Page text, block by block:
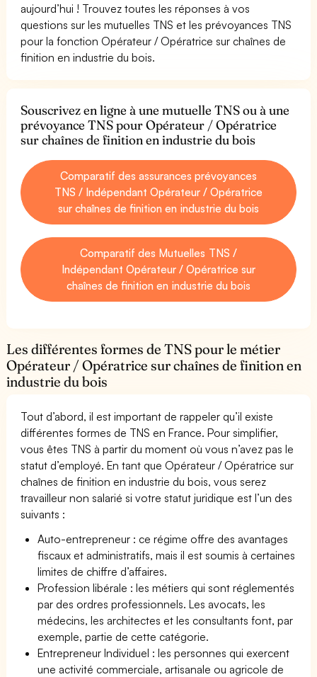
aujourd’hui ! Trouvez toutes les réponses à vos
questions sur les mutuelles TNS et les prévoyances TNS
pour la fonction Opérateur / Opératrice sur chaînes de
finition en industrie du bois.
Souscrivez en ligne à une mutuelle TNS ou à une
prévoyance TNS pour Opérateur / Opératrice
sur chaînes de finition en industrie du bois
Comparatif des assurances prévoyances
TNS / Indépendant Opérateur / Opératrice
sur chaînes de finition en industrie du bois
Comparatif des Mutuelles TNS /
Indépendant Opérateur / Opératrice sur
chaînes de finition en industrie du bois
Les différentes formes de TNS pour le métier
Opérateur / Opératrice sur chaînes de finition en
industrie du bois
Tout d’abord, il est important de rappeler qu’il existe
différentes formes de TNS en France. Pour simplifier,
vous êtes TNS à partir du moment où vous n’avez pas le
statut d’employé. En tant que Opérateur / Opératrice sur
chaînes de finition en industrie du bois, vous serez
travailleur non salarié si votre statut juridique est l’un des
suivants :
Auto-entrepreneur : ce régime offre des avantages
fiscaux et administratifs, mais il est soumis à certaines
limites de chiffre d’affaires.
Profession libérale : les métiers qui sont réglementés
par des ordres professionnels. Les avocats, les
médecins, les architectes et les consultants font, par
exemple, partie de cette catégorie.
Entrepreneur Individuel : les personnes qui exercent
une activité commerciale, artisanale ou agricole de